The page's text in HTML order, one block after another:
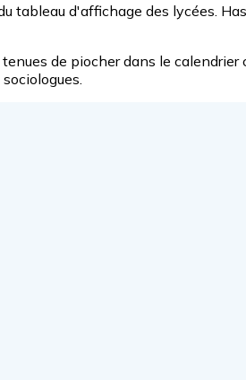
tableau d'affichage des lycées.
de piocher dans le calendrier